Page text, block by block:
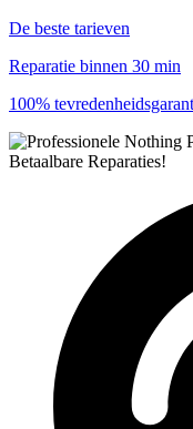
De beste tarieven
Reparatie binnen 30 min
100%